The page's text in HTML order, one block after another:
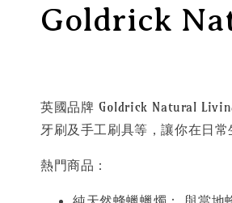
Goldrick
英國品牌 Goldrick Natural
牙刷及手工刷具等，讓你在日
熱門商品：